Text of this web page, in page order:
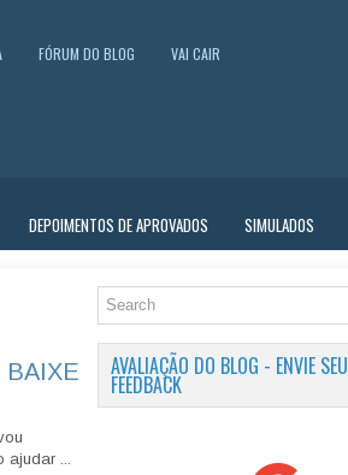
FÓRUM DO BLOG VAI CAIR
DEPOIMENTOS DE APROVADOS SIMULADOS
ajudar ...
AVALIAÇÃO DO BLOG - ENVIE SEU
FEEDBACK